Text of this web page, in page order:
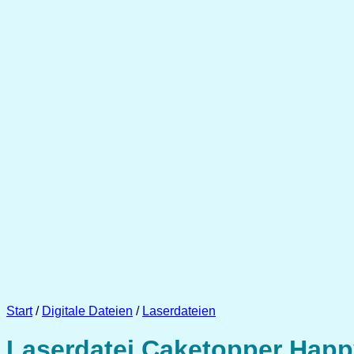
Start / Digitale Dateien / Laserdateien